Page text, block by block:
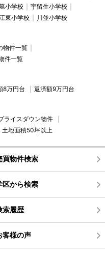
小学校
宇留生小学校
東小学校 川並小学校
物件一覧
件一覧
8万円台 返済額9万円台
ライスダウン物件
土地面積50坪以上
買物件検索
区から検索
索履歴
客様の声